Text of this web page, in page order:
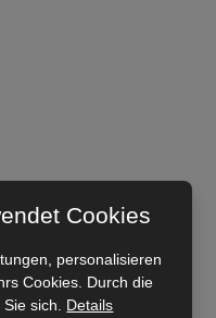
Cookies
personalisieren
Cookies. Durch die
sich. Details